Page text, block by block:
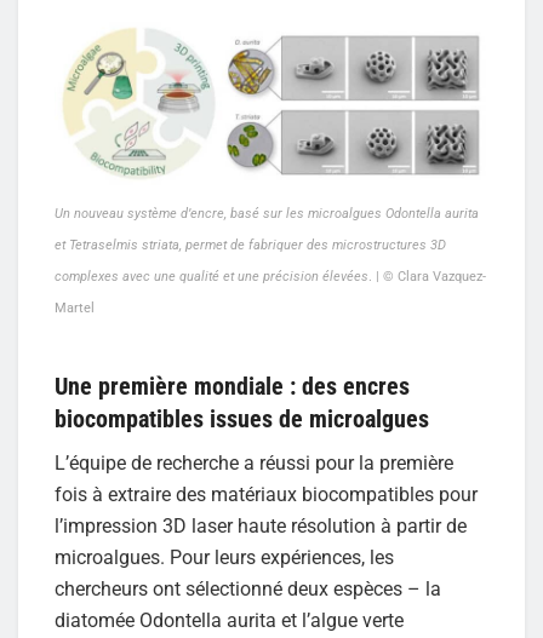
Un nouveau système d’encre, basé sur les microalgues Odontella aurita
et Tetraselmis striata, permet de fabriquer des microstructures 3D
complexes avec une qualité et une précision élevées. | © Clara Vazquez-
Martel
Une première mondiale : des encres
biocompatibles issues de microalgues
L’équipe de recherche a réussi pour la première
fois à extraire des matériaux biocompatibles pour
l’impression 3D laser haute résolution à partir de
microalgues. Pour leurs expériences, les
chercheurs ont sélectionné deux espèces – la
diatomée Odontella aurita et l’algue verte